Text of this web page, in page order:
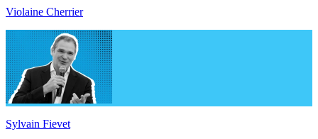
Violaine Cherrier
Sylvain Fievet